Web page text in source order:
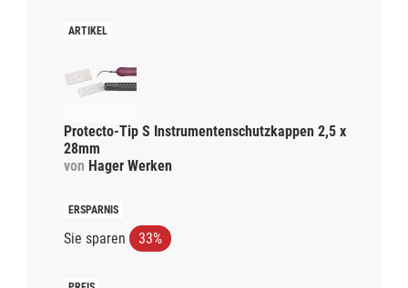
Protecto-Tip S Instrumentenschutzkappen 2,5 x
28mm
von Hager Werken
Sie sparen 33%